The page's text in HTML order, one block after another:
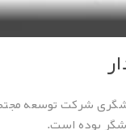
نفر از مجموعه‌های تفریحی